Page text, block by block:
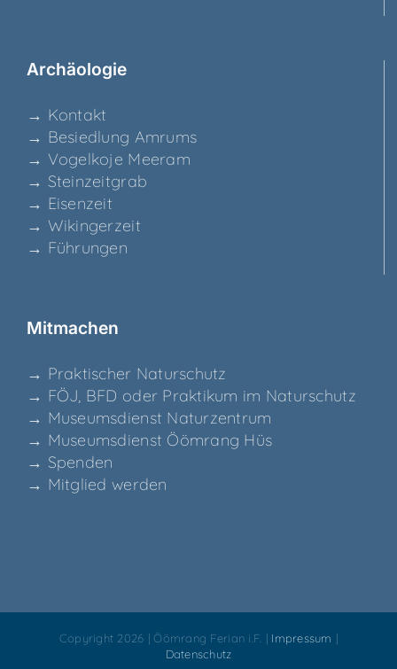
Archäo­lo­gie
→ Kon­takt
→ Besied­lung Amrums
→ Vogel­ko­je Meeram
→ Stein­zeit­grab
→ Eisen­zeit
→ Wikin­ger­zeit
→ Füh­run­gen
Mit­ma­chen
→ Prak­ti­scher Naturschutz
→ FÖJ, BFD oder Prak­ti­kum im Naturschutz
→ Muse­ums­dienst Naturzentrum
→ Muse­ums­dienst Ööm­rang Hüs
→ Spen­den
→ Mit­glied werden
Copyright 2026 | Öömrang Ferian i.F. | Impressum |
Datenschutz